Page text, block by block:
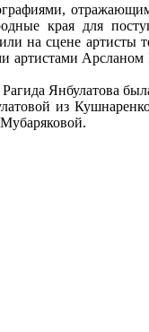
края для
на сцене артисты
артистами
Янбулатова
из